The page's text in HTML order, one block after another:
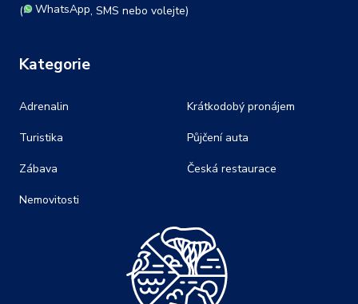
(
WhatsApp, SMS nebo volejte)
Kategorie
Adrenalin
Turistika
Zábava
Nemovitosti
Krátkodobý pronájem
Půjčení auta
Česká restaurace